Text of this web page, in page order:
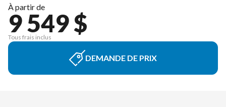
À partir de
9 549 $
Tous frais inclus
DEMANDE DE PRIX